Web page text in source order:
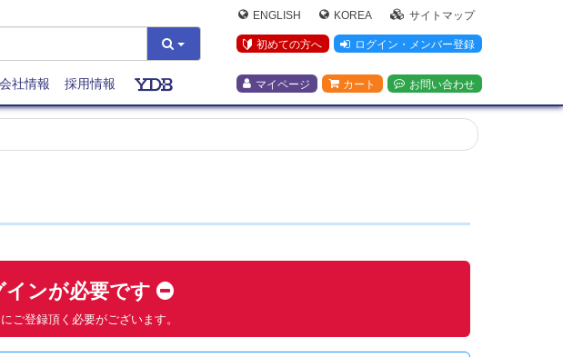
ENGLISH KOREA サイトマップ
初めての方へ ログイン・メンバー登録
マイページ カート お問い合わせ
会社情報 採用情報
ンが必要です
ご登録頂く必要がございます。